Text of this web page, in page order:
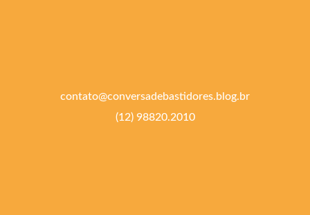
contato@conversadebastidores.blog.br
(12) 98820.2010